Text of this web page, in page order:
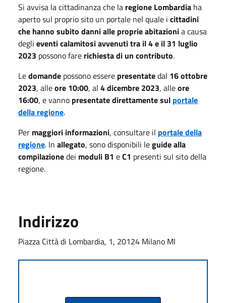
Si avvisa la cittadinanza che la regione Lombardia ha
aperto sul proprio sito un portale nel quale i cittadini
che hanno subito danni alle proprie abitazionia causa
degli eventi calamitosi avvenuti tra il 4 e il 31 luglio
2023 possono fare richiesta di un contributo.
Ledomande possono essere presentatedal 16 ottobre
2023, alleore 10:00, al 4 dicembre 2023, alleore
16:00, e vanno presentate direttamente sul portale
della regione.
Per maggiori informazioni, consultare il portale della
regione. In allegato, sono disponibili leguide alla
compilazionedei moduli B1 eC1 presenti sul sito della
regione.
Indirizzo
Piazza Città di Lombardia, 1, 20124 Milano MI